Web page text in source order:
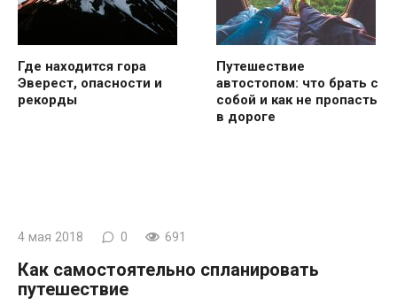
Где находится гора
Эверест, опасности и
рекорды
Путешествие
автостопом: что брать с
собой и как не пропасть
в дороге
4 мая 2018 0 691
Как самостоятельно спланировать
путешествие